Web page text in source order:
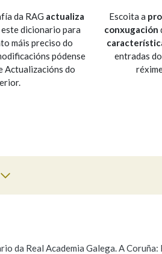
Pertence a
da RAG actualiza
este dicionario para
máis preciso do
pódense
Actualizacións do
Escoita a
conxugación
entradas
da Real Academia Galega. A Coruña: